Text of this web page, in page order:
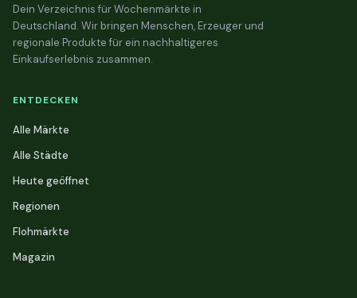
Dein Verzeichnis für Wochenmärkte in
Deutschland. Wir bringen Menschen, Erzeuger und
regionale Produkte für ein nachhaltigeres
Einkaufserlebnis zusammen.
ENTDECKEN
Alle Märkte
Alle Städte
Heute geöffnet
Regionen
Flohmärkte
Magazin